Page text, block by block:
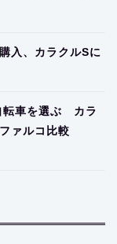
入、カラクルSに
転車を選ぶ カラ
ファルコ比較